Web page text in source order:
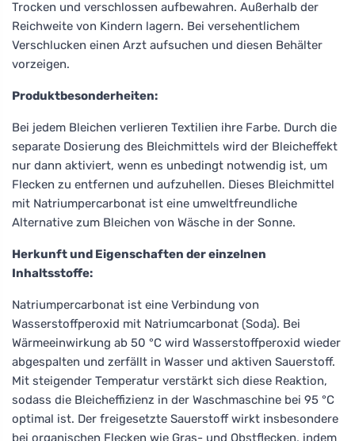
Trocken und verschlossen aufbewahren. Außerhalb der
Reichweite von Kindern lagern. Bei versehentlichem
Verschlucken einen Arzt aufsuchen und diesen Behälter
vorzeigen.
Produktbesonderheiten:
Bei jedem Bleichen verlieren Textilien ihre Farbe. Durch die
separate Dosierung des Bleichmittels wird der Bleicheffekt
nur dann aktiviert, wenn es unbedingt notwendig ist, um
Flecken zu entfernen und aufzuhellen. Dieses Bleichmittel
mit Natriumpercarbonat ist eine umweltfreundliche
Alternative zum Bleichen von Wäsche in der Sonne.
Herkunft und Eigenschaften der einzelnen
Inhaltsstoffe:
Natriumpercarbonat ist eine Verbindung von
Wasserstoffperoxid mit Natriumcarbonat (Soda). Bei
Wärmeeinwirkung ab 50 °C wird Wasserstoffperoxid wieder
abgespalten und zerfällt in Wasser und aktiven Sauerstoff.
Mit steigender Temperatur verstärkt sich diese Reaktion,
sodass die Bleicheffizienz in der Waschmaschine bei 95 °C
optimal ist. Der freigesetzte Sauerstoff wirkt insbesondere
bei organischen Flecken wie Gras- und Obstflecken, indem